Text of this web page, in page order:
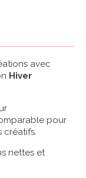
avec
Hiver
pour
créatifs.
nettes et